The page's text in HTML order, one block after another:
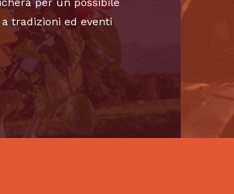
tradizioni ed eventi